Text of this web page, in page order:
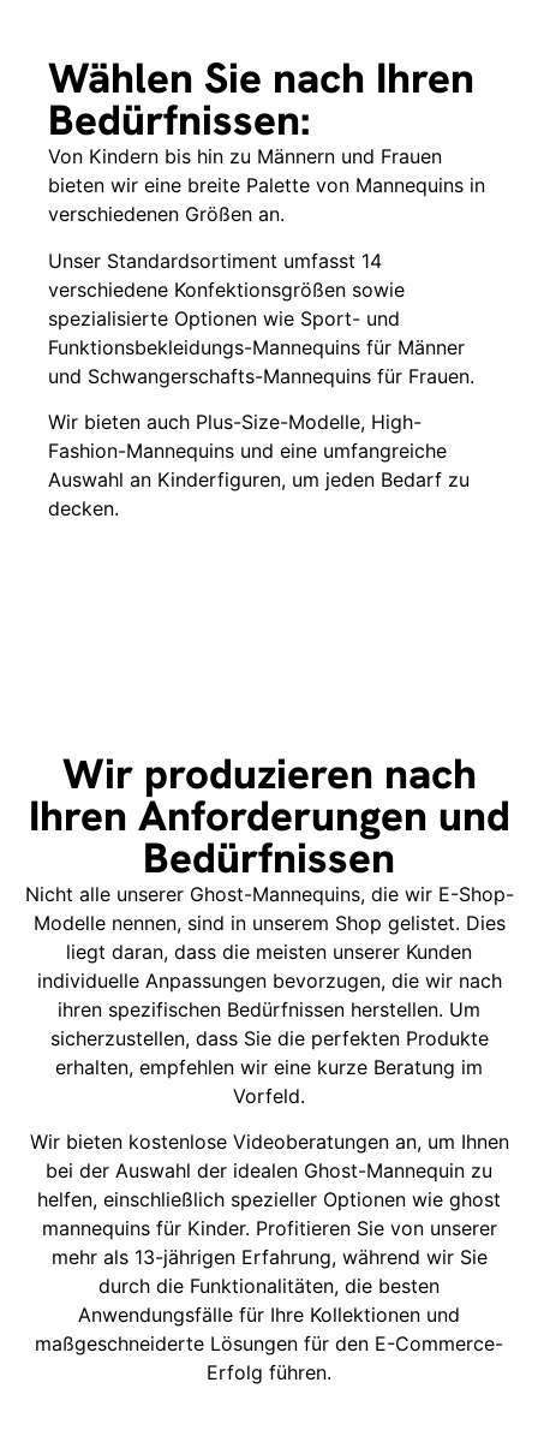
Wählen Sie nach Ihren
Bedürfnissen:
Von Kindern bis hin zu Männern und Frauen
bieten wir eine breite Palette von Mannequins in
verschiedenen Größen an.
Unser Standardsortiment umfasst 14
verschiedene Konfektionsgrößen sowie
spezialisierte Optionen wie Sport- und
Funktionsbekleidungs-Mannequins für Männer
und Schwangerschafts-Mannequins für Frauen.
Wir bieten auch Plus-Size-Modelle, High-
Fashion-Mannequins und eine umfangreiche
Auswahl an Kinderfiguren, um jeden Bedarf zu
decken.
Wir produzieren nach
Ihren Anforderungen und
Bedürfnissen
Nicht alle unserer Ghost-Mannequins, die wir E-Shop-
Modelle nennen, sind in unserem Shop gelistet. Dies
liegt daran, dass die meisten unserer Kunden
individuelle Anpassungen bevorzugen, die wir nach
ihren spezifischen Bedürfnissen herstellen. Um
sicherzustellen, dass Sie die perfekten Produkte
erhalten, empfehlen wir eine kurze Beratung im
Vorfeld.
Wir bieten kostenlose Videoberatungen an, um Ihnen
bei der Auswahl der idealen Ghost-Mannequin zu
helfen, einschließlich spezieller Optionen wie ghost
mannequins für Kinder. Profitieren Sie von unserer
mehr als 13-jährigen Erfahrung, während wir Sie
durch die Funktionalitäten, die besten
Anwendungsfälle für Ihre Kollektionen und
maßgeschneiderte Lösungen für den E-Commerce-
Erfolg führen.